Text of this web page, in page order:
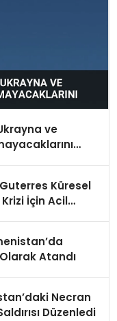
ve
Küresel
İçin Acil
Atandı
Necran
Düzenledi